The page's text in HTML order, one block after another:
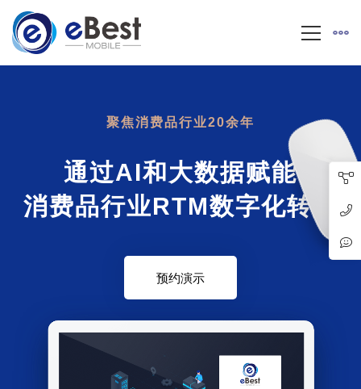
聚焦消费品行业20余年
通过AI和大数据赋能
消费品行业RTM数字化转型
预约演示